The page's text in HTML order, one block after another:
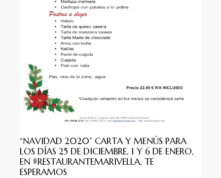
“NAVIDAD 2020” CARTA Y MENÚS PARA
LOS DÍAS 25 DE DICIEMBRE, 1 Y 6 DE ENERO,
EN #RESTAURANTEMARIVELLA, TE
ESPERAMOS